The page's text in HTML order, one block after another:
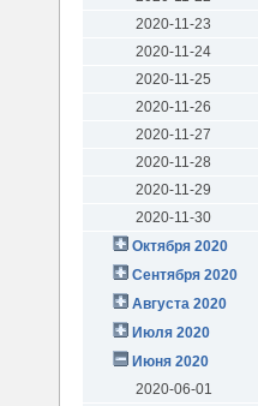
2020-11-23
2020-11-24
2020-11-25
2020-11-26
2020-11-27
2020-11-28
2020-11-29
2020-11-30
Октября 2020
Сентября 2020
Августа 2020
Июля 2020
Июня 2020
2020-06-01